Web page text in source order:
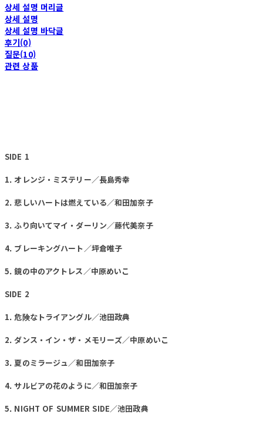
상세 설명 머리글
상세 설명
상세 설명 바닥글
후기(0)
질문(10)
관련 상품
SIDE 1
1. オレンジ・ミステリー／長島秀幸
2. 悲しいハートは燃えている／和田加奈子
3. ふり向いてマイ・ダーリン／藤代美奈子
4. ブレーキングハート／坪倉唯子
5. 鏡の中のアクトレス／中原めいこ
SIDE 2
1. 危険なトライアングル／池田政典
2. ダンス・イン・ザ・メモリーズ／中原めいこ
3. 夏のミラージュ／和田加奈子
4. サルビアの花のように／和田加奈子
5. NIGHT OF SUMMER SIDE／池田政典